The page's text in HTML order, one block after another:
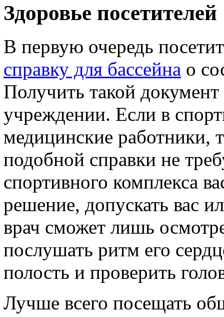
Здоровье посетителей
В первую очередь
справку для бассейна о
Получить такой
учреждении. Если в
медицинские работники,
подобной справки не
спортивного комплекса
решение, допускать вас
врач сможет лишь
послушать ритм его
полость и проверить
Лучше всего посещать